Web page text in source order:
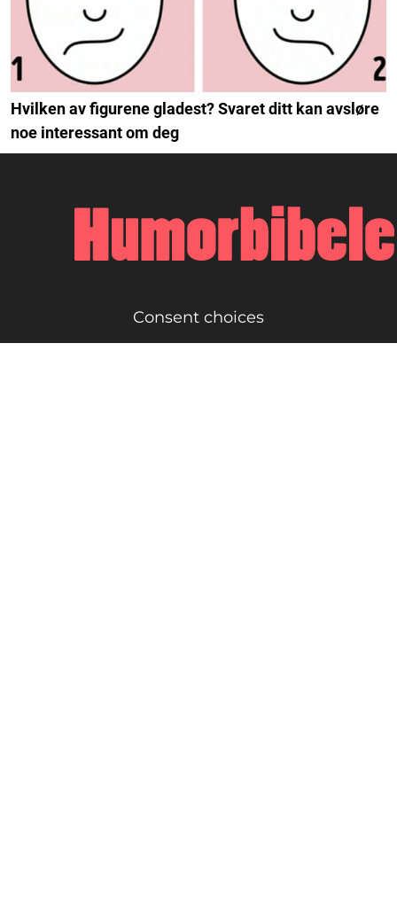
Hvilken av figurene gladest? Svaret ditt kan avsløre
noe interessant om deg
Consent choices